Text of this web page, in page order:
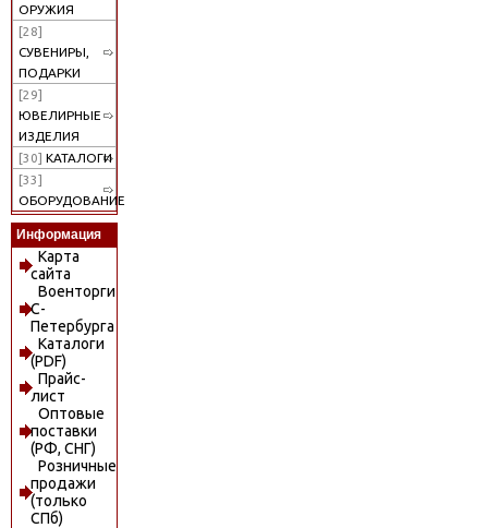
ОРУЖИЯ
[28]
СУВЕНИРЫ,
ПОДАРКИ
[29]
ЮВЕЛИРНЫЕ
ИЗДЕЛИЯ
[30] КАТАЛОГИ
[33]
ОБОРУДОВАНИЕ
Информация
Карта
сайта
Военторги
С-
Петербурга
Каталоги
(PDF)
Прайс-
лист
Оптовые
поставки
(РФ, СНГ)
Розничные
продажи
(только
СПб)